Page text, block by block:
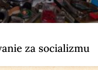
za socializmu